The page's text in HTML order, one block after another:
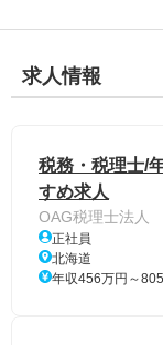
求人情報
税務・税理士/
すめ求人
OAG税理士法人
正社員
北海道
年収456万円～